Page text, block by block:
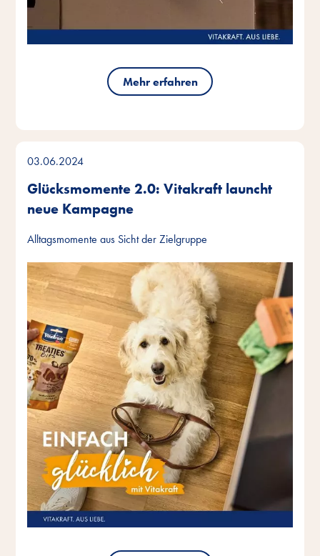
Mehr erfahren
03.06.2024
Glücksmomente 2.0: Vitakraft launcht
neue Kampagne
Alltagsmomente aus Sicht der Zielgruppe